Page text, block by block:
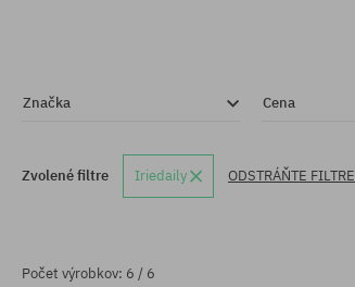
Značka Cena
Zvolené filtre Iriedaily ODSTRÁŇTE FILTRE
Počet výrobkov: 6 / 6